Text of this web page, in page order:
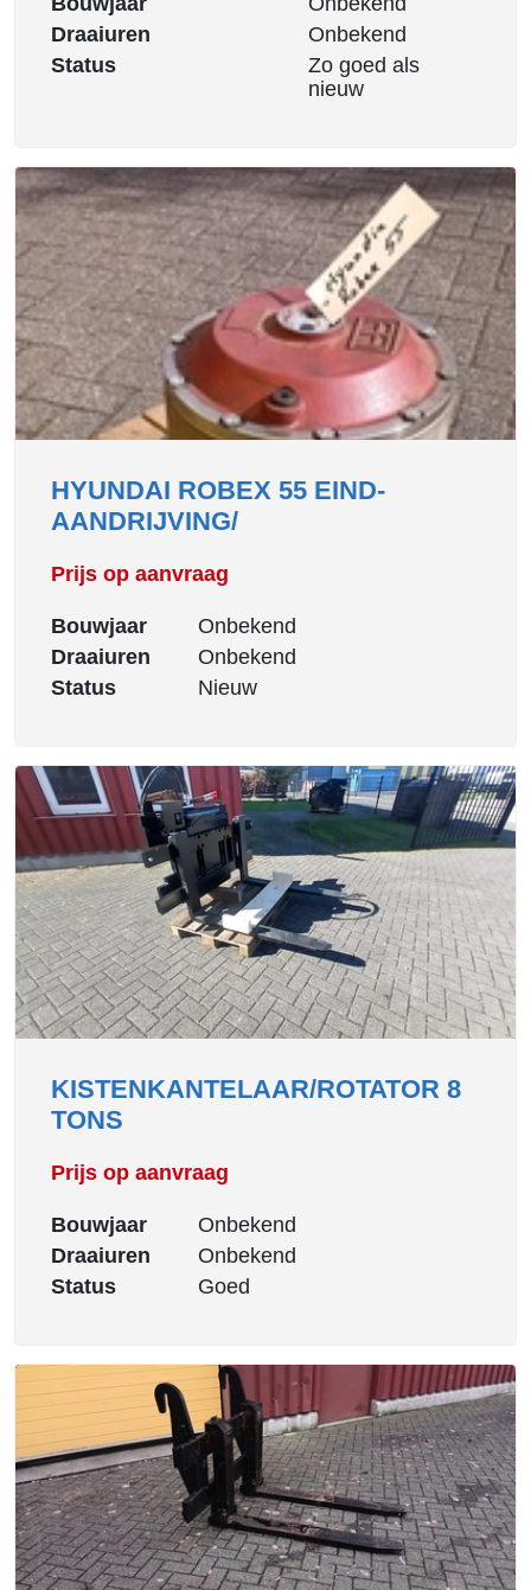
Draaiuren
Onbekend
Status
Zo goed als
nieuw
HYUNDAI ROBEX 55 EIND-
AANDRIJVING/
Prijs op aanvraag
Bouwjaar
Onbekend
Draaiuren
Onbekend
Status
Nieuw
KISTENKANTELAAR/ROTATOR 8
TONS
Prijs op aanvraag
Bouwjaar
Onbekend
Draaiuren
Onbekend
Status
Goed